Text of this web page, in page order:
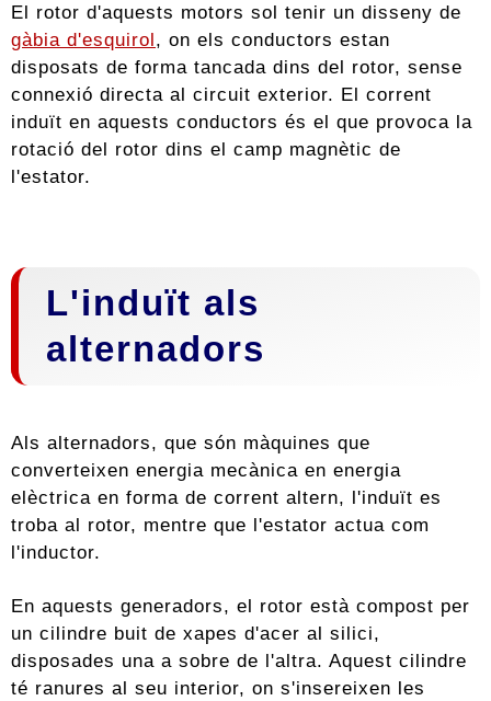
El rotor d'aquests motors sol tenir un disseny de
gàbia d'esquirol, on els conductors estan
disposats de forma tancada dins del rotor, sense
connexió directa al circuit exterior. El corrent
induït en aquests conductors és el que provoca la
rotació del rotor dins el camp magnètic de
l'estator.
L'induït als
alternadors
Als alternadors, que són màquines que
converteixen energia mecànica en energia
elèctrica en forma de corrent altern, l'induït es
troba al rotor, mentre que l'estator actua com
l'inductor.
En aquests generadors, el rotor està compost per
un cilindre buit de xapes d'acer al silici,
disposades una a sobre de l'altra. Aquest cilindre
té ranures al seu interior, on s'insereixen les